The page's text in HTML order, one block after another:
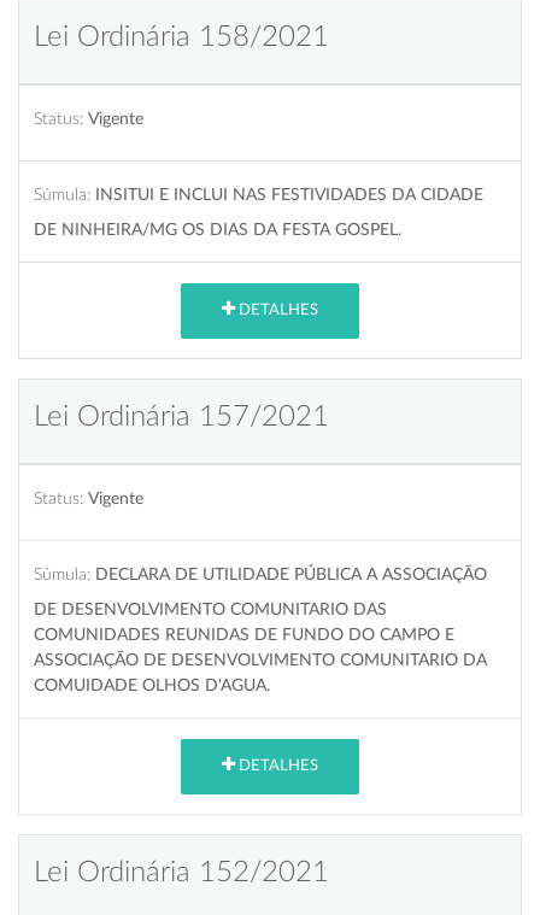
Lei Ordinária 158/2021
Status: Vigente
Súmula:
INSITUI E INCLUI NAS FESTIVIDADES DA CIDADE
DE NINHEIRA/MG OS DIAS DA FESTA GOSPEL.
DETALHES
Lei Ordinária 157/2021
Status: Vigente
Súmula: DECLARA DE UTILIDADE PÚBLICA A ASSOCIAÇÃO
DE DESENVOLVIMENTO COMUNITARIO DAS
COMUNIDADES REUNIDAS DE FUNDO DO CAMPO E
ASSOCIAÇÃO DE DESENVOLVIMENTO COMUNITARIO DA
COMUIDADE OLHOS D'AGUA.
DETALHES
Lei Ordinária 152/2021